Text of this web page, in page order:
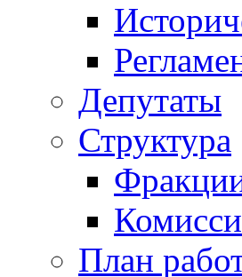
Депутаты
Структура
План